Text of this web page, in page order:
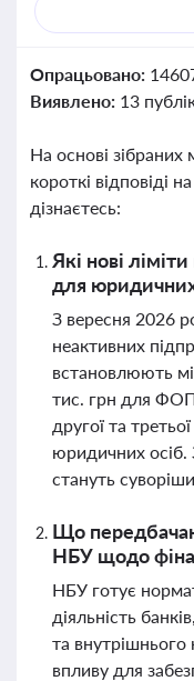
Опрацьовано:
Виявлено: 13
На основі зібраних
короткі відповіді
дізнаєтесь:
Які нові
для юридичних
З вересня 2026
неактивних
встановлюють
тис. грн для
другої та
юридичних осіб.
стануть
Що
НБУ щодо
НБУ готує
діяльність
та
впливу для